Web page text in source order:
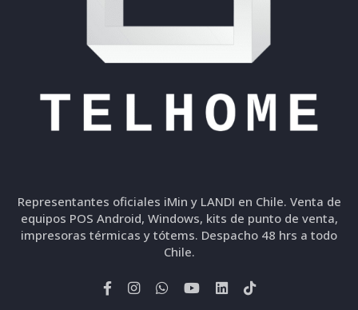
Representantes oficiales iMin y LANDI en Chile. Venta de
equipos POS Android, Windows, kits de punto de venta,
impresoras térmicas y tótems. Despacho 48 hrs a todo
Chile.